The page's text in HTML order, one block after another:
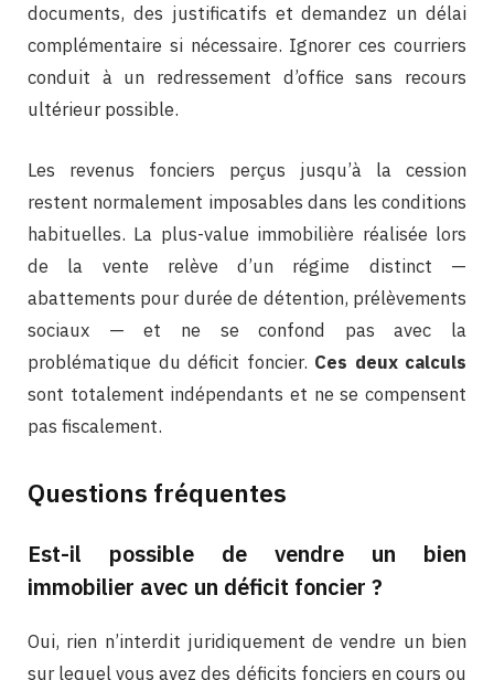
documents, des justificatifs et demandez un délai
complémentaire si nécessaire. Ignorer ces courriers
conduit à un redressement d’office sans recours
ultérieur possible.
Les revenus fonciers perçus jusqu’à la cession
restent normalement imposables dans les conditions
habituelles. La plus-value immobilière réalisée lors
de la vente relève d’un régime distinct —
abattements pour durée de détention, prélèvements
sociaux — et ne se confond pas avec la
problématique du déficit foncier. Ces deux calculs
sont totalement indépendants et ne se compensent
pas fiscalement.
Questions fréquentes
Est-il possible de vendre un bien
immobilier avec un déficit foncier ?
Oui, rien n’interdit juridiquement de vendre un bien
sur lequel vous avez des déficits fonciers en cours ou